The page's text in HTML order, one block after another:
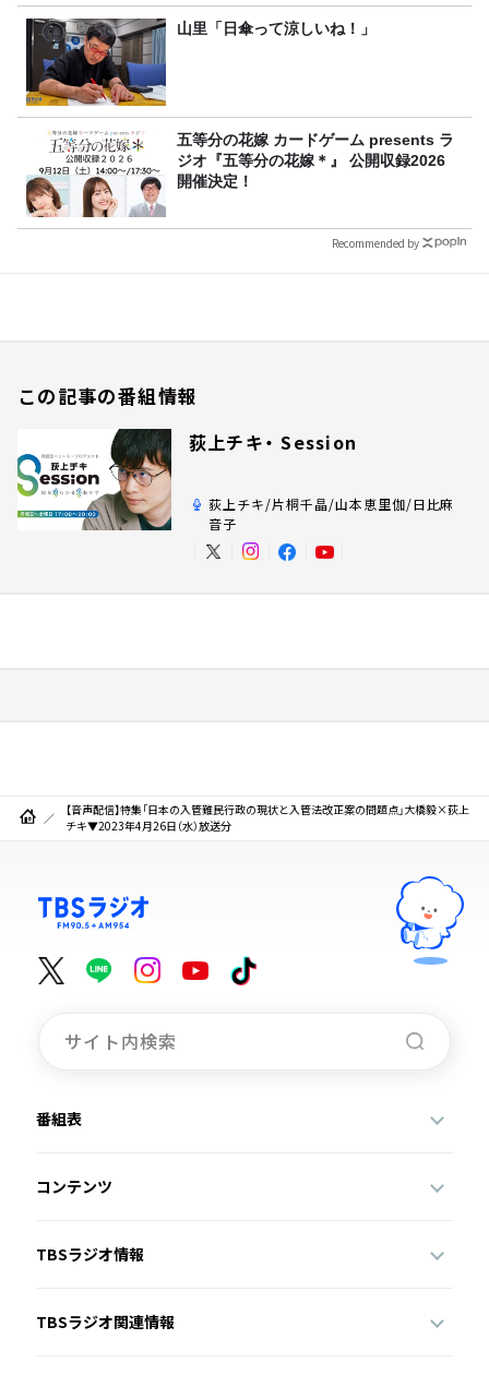
山里「日傘って涼しいね！」
五等分の花嫁 カードゲーム presents ラ
ジオ『五等分の花嫁＊』 公開収録2026
開催決定！
Recommended by
この記事の番組情報
荻上チキ・ Session
荻上チキ/片桐千晶/山本恵里伽/日比麻
音子
【音声配信】特集「日本の入管難民行政の現状と入管法改正案の問題点」大橋毅×荻上
チキ▼2023年4月26日（水）放送分
番組表
コンテンツ
TBSラジオ情報
TBSラジオ関連情報